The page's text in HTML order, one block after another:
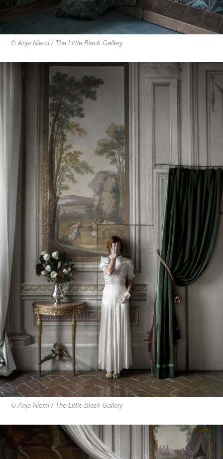
© Anja Niemi / The Little Black Gallery
© Anja Niemi / The Little Black Gallery